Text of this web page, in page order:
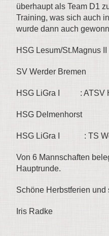
überhaupt als Team D1
Training, was sich auch
wurde dann auch
HSG Lesum/
SV Werder Bremen
HSG LiGra I : ATSV
HSG Delmenhorst
HSG LiGra I : TS
Von 6 Mannschaften
Hauptrunde.
Schöne Herbstferien und
Iris Radke